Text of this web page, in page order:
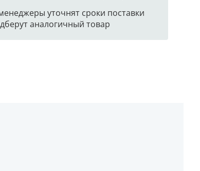
уточнят сроки поставки
аналогичный товар